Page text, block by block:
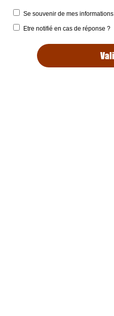
Se souvenir de mes informations
Etre notifié en cas de réponse ?